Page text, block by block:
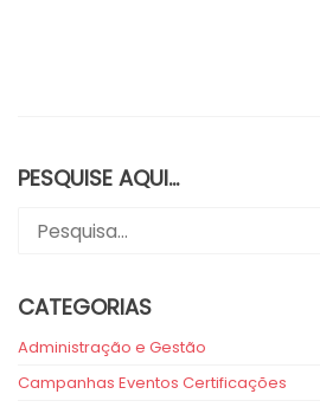
PESQUISE AQUI…
CATEGORIAS
Administração e Gestão
Campanhas Eventos Certificações